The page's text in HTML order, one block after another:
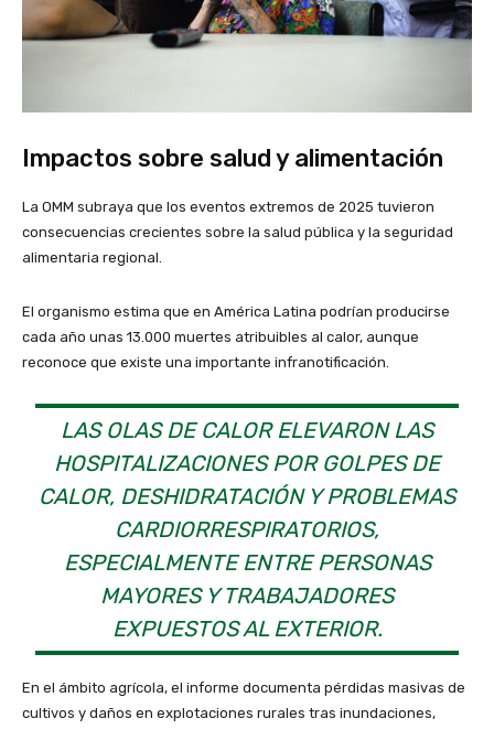
Impactos sobre salud y alimentación
La OMM subraya que los eventos extremos de 2025 tuvieron
consecuencias crecientes sobre la salud pública y la seguridad
alimentaria regional.
El organismo estima que en América Latina podrían producirse
cada año unas 13.000 muertes atribuibles al calor, aunque
reconoce que existe una importante infranotificación.
LAS OLAS DE CALOR ELEVARON LAS
HOSPITALIZACIONES POR GOLPES DE
CALOR, DESHIDRATACIÓN Y PROBLEMAS
CARDIORRESPIRATORIOS,
ESPECIALMENTE ENTRE PERSONAS
MAYORES Y TRABAJADORES
EXPUESTOS AL EXTERIOR.
En el ámbito agrícola, el informe documenta pérdidas masivas de
cultivos y daños en explotaciones rurales tras inundaciones,